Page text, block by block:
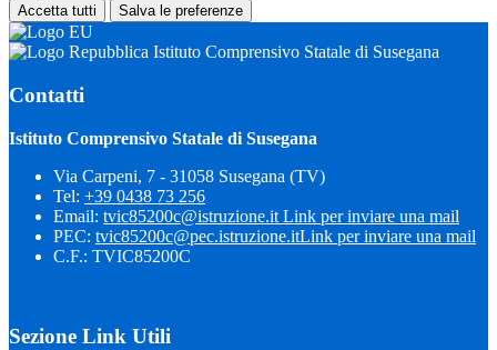
Accetta tutti Salva le preferenze
Istituto Comprensivo Statale di Susegana
Contatti
Istituto Comprensivo Statale di Susegana
Via Carpeni, 7 - 31058 Susegana (TV)
Tel: +39 0438 73 256
Email: tvic85200c@istruzione.it Link per inviare una mail
PEC: tvic85200c@pec.istruzione.itLink per inviare una mail
C.F.: TVIC85200C
Sezione Link Utili